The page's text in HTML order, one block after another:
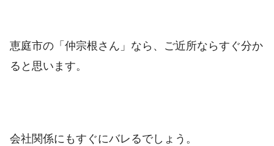
恵庭市の「仲宗根さん」なら、ご近所ならすぐ分か
ると思います。
会社関係にもすぐにバレるでしょう。